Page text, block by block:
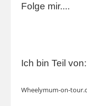
Folge mir....
Ich bin Teil von:
Wheelymum-on-